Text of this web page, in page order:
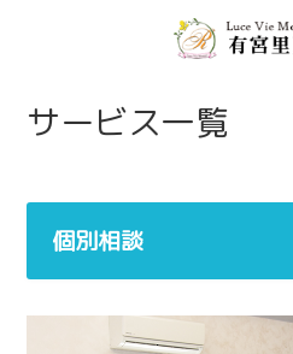
サービス一覧
個別相談